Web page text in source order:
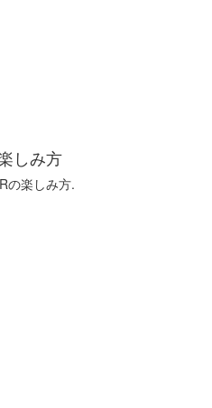
しみ方
の楽しみ方.